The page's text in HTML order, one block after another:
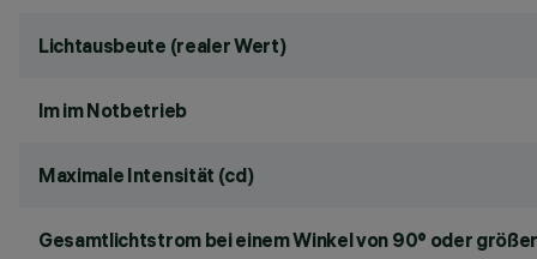
Lichtausbeute (realer Wert)
lm im Notbetrieb
Maximale Intensität (cd)
Gesamtlichtstrom bei einem Winkel von 90° oder